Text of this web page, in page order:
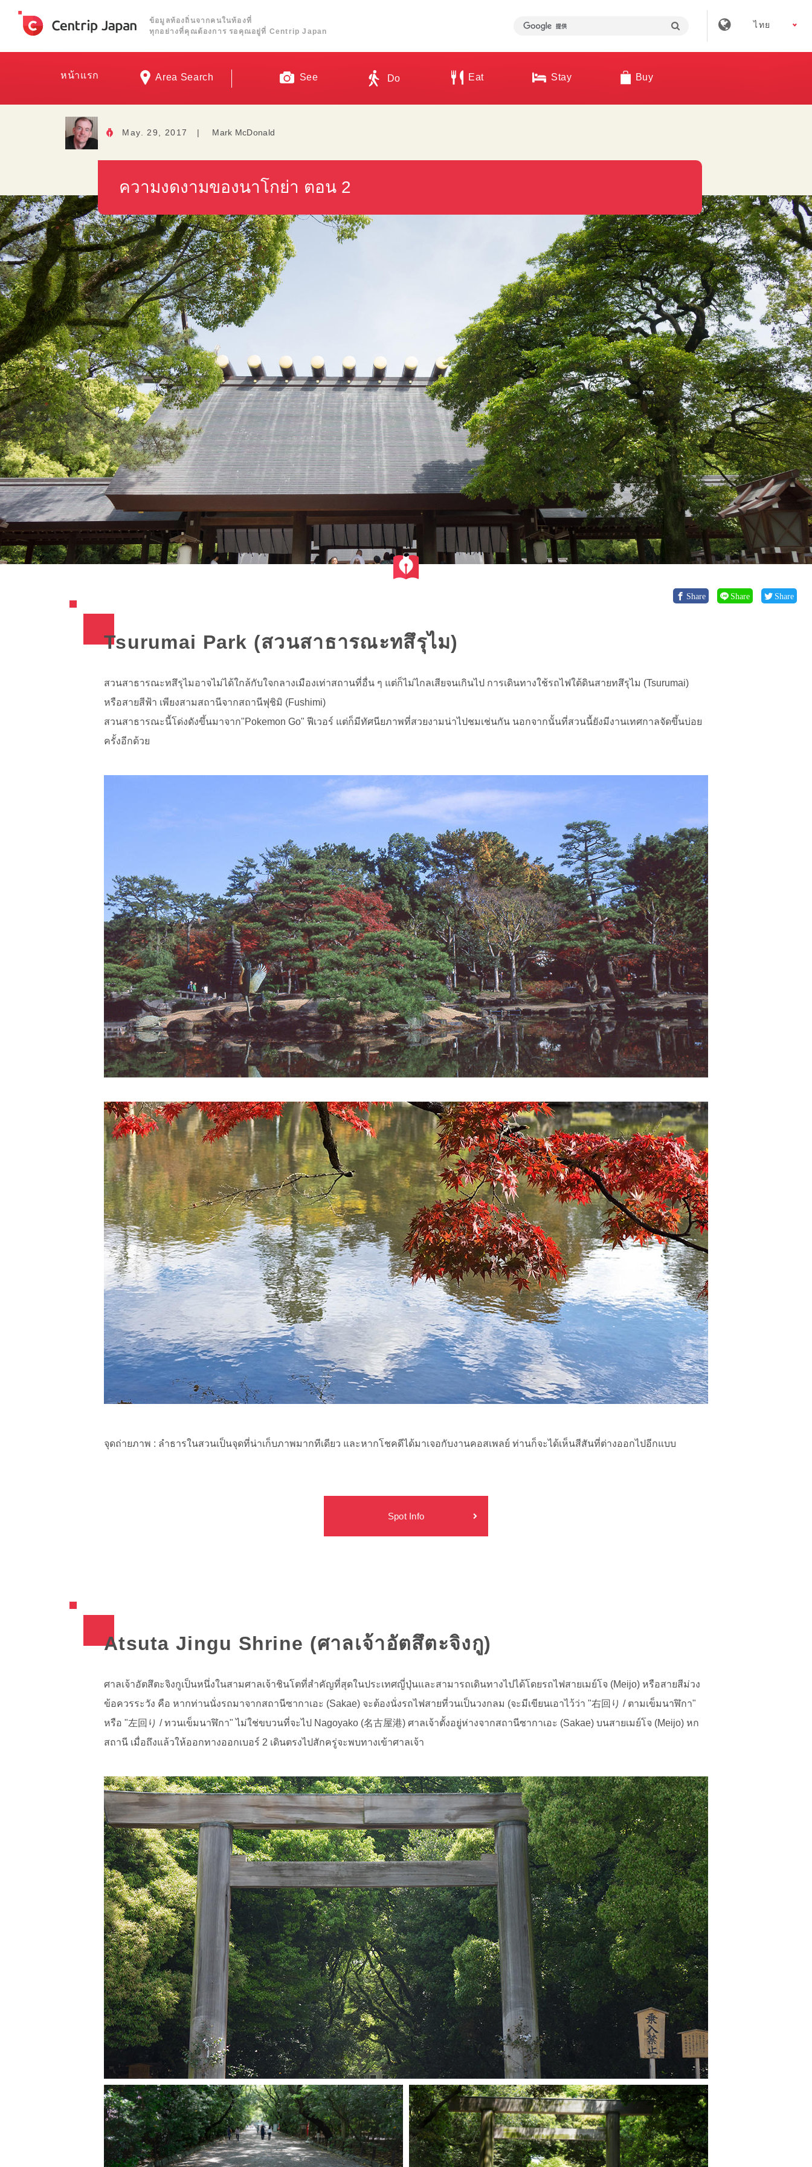
ข้อมูลท้องถิ่นจากคนในท้องที่
ทุกอย่างที่คุณต้องการ รอคุณอยู่ที่ Centrip Japan
ไทย
หน้าแรก Area Search See Do Eat Stay Buy
May. 29, 2017 | Mark McDonald
ความงดงามของนาโกย่า ตอน 2
Share Share Share
Tsurumai Park (สวนสาธารณะทสึรุไม)
สวนสาธารณะทสึรุไมอาจไม่ได้ใกล้กับใจกลางเมืองเท่าสถานที่อื่น ๆ แต่ก็ไม่ไกลเสียจนเกินไป การเดินทางใช้รถไฟใต้ดินสายทสึรุไม (Tsurumai)
หรือสายสีฟ้า เพียงสามสถานีจากสถานีฟุชิมิ (Fushimi)
สวนสาธารณะนี้โด่งดังขึ้นมาจาก"Pokemon Go" ฟีเวอร์ แต่ก็มีทัศนียภาพที่สวยงามน่าไปชมเช่นกัน นอกจากนั้นที่สวนนี้ยังมีงานเทศกาลจัดขึ้นบ่อย
ครั้งอีกด้วย
จุดถ่ายภาพ : ลำธารในสวนเป็นจุดที่น่าเก็บภาพมากทีเดียว และหากโชคดีได้มาเจอกับงานคอสเพลย์ ท่านก็จะได้เห็นสีสันที่ต่างออกไปอีกแบบ
Spot Info
Atsuta Jingu Shrine (ศาลเจ้าอัตสึตะจิงกู)
ศาลเจ้าอัตสึตะจิงกูเป็นหนึ่งในสามศาลเจ้าชินโตที่สำคัญที่สุดในประเทศญี่ปุ่นและสามารถเดินทางไปได้โดยรถไฟสายเมย์โจ (Meijo) หรือสายสีม่วง
ข้อควรระวัง คือ หากท่านนั่งรถมาจากสถานีซากาเอะ (Sakae) จะต้องนั่งรถไฟสายที่วนเป็นวงกลม (จะมีเขียนเอาไว้ว่า "右回り / ตามเข็มนาฬิกา"
หรือ "左回り / ทวนเข็มนาฬิกา" ไม่ใช่ขบวนที่จะไป Nagoyako (名古屋港) ศาลเจ้าตั้งอยู่ห่างจากสถานีซากาเอะ (Sakae) บนสายเมย์โจ (Meijo) หก
สถานี เมื่อถึงแล้วให้ออกทางออกเบอร์ 2 เดินตรงไปสักครู่จะพบทางเข้าศาลเจ้า